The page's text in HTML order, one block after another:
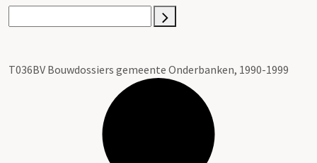
T036BV Bouwdossiers gemeente Onderbanken, 1990-1999